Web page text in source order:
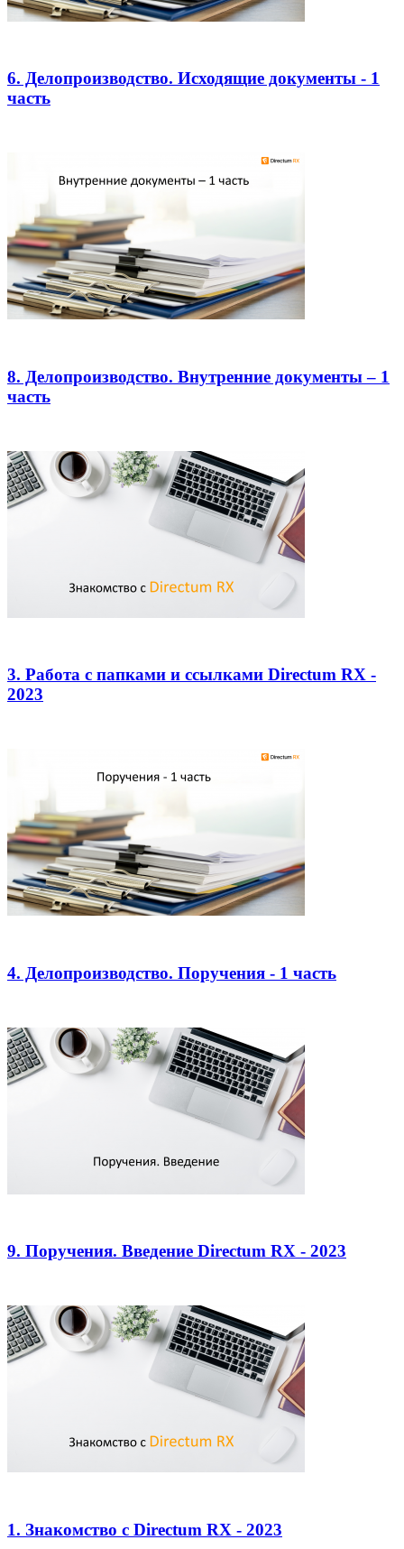
6. Делопроизводство. Исходящие документы - 1
часть
8. Делопроизводство. Внутренние документы – 1
часть
3. Работа с папками и ссылками Directum RX -
2023
4. Делопроизводство. Поручения - 1 часть
9. Поручения. Введение Directum RX - 2023
1. Знакомство с Directum RX - 2023